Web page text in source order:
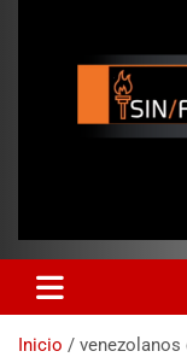
Inicio venezolanos